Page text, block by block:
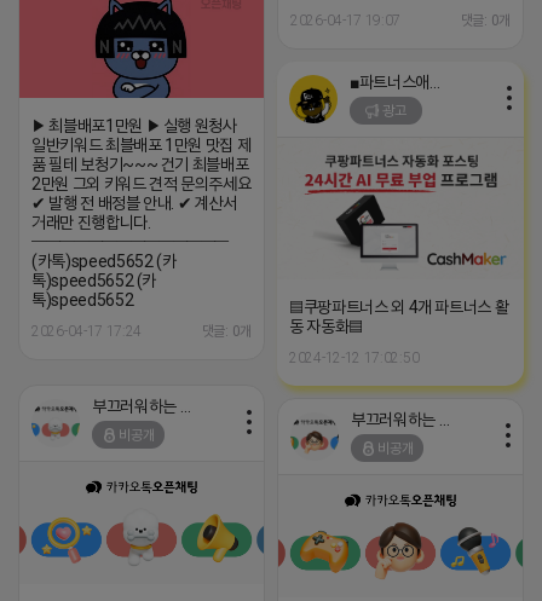
2026-04-17 19:07 댓글: 0개
▶ 최블배포1만원 ▶ 실행 원청사
일반키워드 최블배포 1만원 맛집 제
품 필테 보청기~~~ 건기 최블배포
2만원 그외 키워드 견적 문의주세요
✔ 발행 전 배정블 안내. ✔ 계산서
거래만 진행합니다.
━━━━━━━━━━━━━━
(카톡)speed5652 (카
톡)speed5652 (카
톡)speed5652
2026-04-17 17:24 댓글: 0개
광고
▤쿠팡파트너스 외 4개 파트너스 활
동 자동화▤
2024-12-12 17:02:50
비공개
비공개